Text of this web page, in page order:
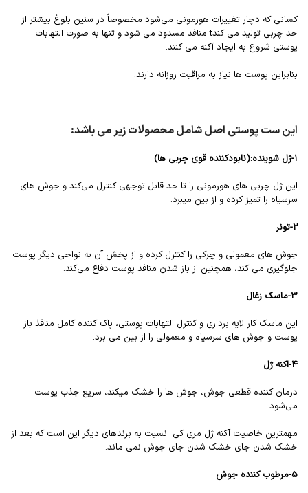
کسانی که دچار تغییرات هورمونی می‌شود مخصوصاً در سنین بلوغ بیشتر از
حد چربی تولید می کندt منافذ مسدود می شود و تنها به صورت التهابات
پوستی شروع به ایجاد آکنه می کنند.
بنابراین پوست ها نیاز به مراقبت روزانه دارند.
این ست پوستی اصل شامل محصولات زیر می باشد:
۱-ژل شوینده:(نابودکننده قوی چربی ها)
این ژل چربی های هورمونی را تا حد قابل توجهی کنترل می‌کند و جوش های
سرسیاه را تمیز کرده و از بین میبرد.
2-تونر
جوش های معمولی و چرکی را کنترل کرده و از پخش آن به نواحی دیگر پوست
جلوگیری می کند، همچنین از باز شدن منافذ پوست دفاع می‌کند.
۳-ماسک زغال
این ماسک کار لایه برداری و کنترل التهابات پوستی، پاک کننده کامل منافذ باز
پوست و جوش های سرسیاه و معمولی را از بین می برد.
۴-اکنه ژل
درمان کننده قطعی جوش، جوش ها را خشک میکند، سریع جذب پوست
می‌شود.
مهمترین خاصیت آکنه ژل مری کی نسبت به برندهای دیگر این است که بعد از
خشک شدن جای خشک شدن جای جوش‌ نمی ماند.
5-مرطوب کننده جوش